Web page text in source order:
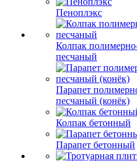
Пеноплэкс
Колпак
песчаный
Парапет
песчаный (конёк)
Колпак бетонный
Парапет бетонный